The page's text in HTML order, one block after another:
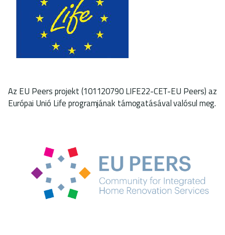
Az EU Peers projekt (101120790 LIFE22-CET-EU Peers) az
Európai Unió Life programjának támogatásával valósul meg.